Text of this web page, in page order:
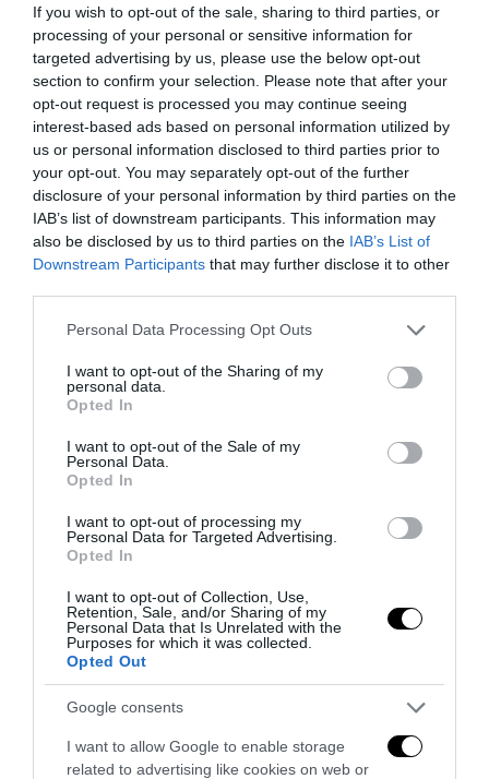
If you wish to opt-out of the sale, sharing to third parties, or
processing of your personal or sensitive information for
targeted advertising by us, please use the below opt-out
section to confirm your selection. Please note that after your
opt-out request is processed you may continue seeing
interest-based ads based on personal information utilized by
us or personal information disclosed to third parties prior to
your opt-out. You may separately opt-out of the further
disclosure of your personal information by third parties on the
IAB’s list of downstream participants. This information may
also be disclosed by us to third parties on the IAB’s List of
Downstream Participants that may further disclose it to other
Please note that this website/app uses one or more Google
not limited to your visit or usage behaviour. You may click to
grant or deny consent to Google and its third-party tags to
use your data for below specified purposes in below Google
consent section.
Personal Data Processing Opt Outs
I want to opt-out of the Sharing of my
personal data.
Opted In
I want to opt-out of the Sale of my
Personal Data.
Opted In
I want to opt-out of processing my
Personal Data for Targeted Advertising.
Opted In
I want to opt-out of Collection, Use,
Retention, Sale, and/or Sharing of my
Personal Data that Is Unrelated with the
Purposes for which it was collected.
Opted Out
Google consents
I want to allow Google to enable storage
related to advertising like cookies on web or
CONVIDIDI 0
LA REDAZIONE
Naples Airport Transfers sempre più scelto per raggiungere
Dubai batte l’Europa sui rendimenti: ecco come funziona il
mercato immobiliare
YOU MAY ALSO LIKE